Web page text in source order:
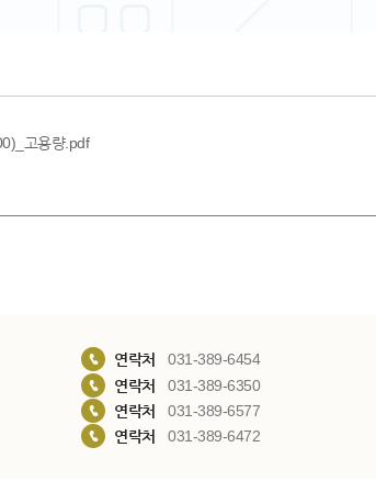
고용량.pdf
연락처
031-389-6454
연락처
031-389-6350
연락처
031-389-6577
연락처 031-389-6472